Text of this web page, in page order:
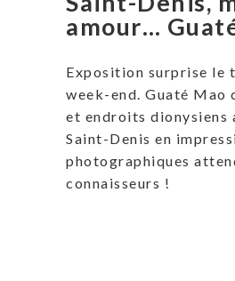
amour…
Exposition surprise le
week-end. Guaté Mao
et endroits dionysiens
Saint-Denis en
photographiques
connaisseurs !